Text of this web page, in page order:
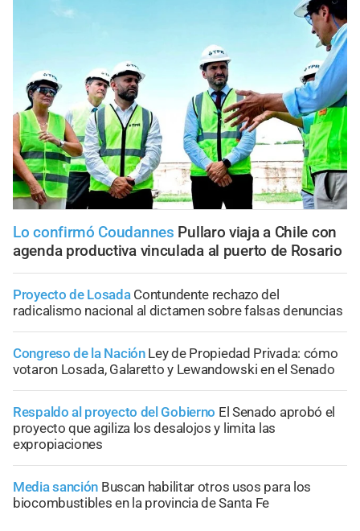
Lo confirmó Coudannes Pullaro viaja a Chile con
agenda productiva vinculada al puerto de Rosario
Proyecto de Losada Contundente rechazo del
radicalismo nacional al dictamen sobre falsas denuncias
Congreso de la Nación Ley de Propiedad Privada: cómo
votaron Losada, Galaretto y Lewandowski en el Senado
Respaldo al proyecto del Gobierno El Senado aprobó el
proyecto que agiliza los desalojos y limita las
expropiaciones
Media sanción Buscan habilitar otros usos para los
biocombustibles en la provincia de Santa Fe